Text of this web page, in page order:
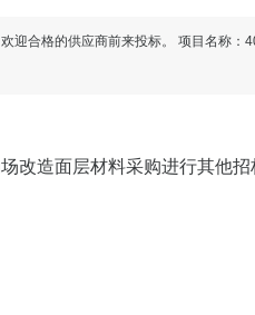
迎合格的供应商前来投标。 项目名称：
改造面层材料采购进行其他招